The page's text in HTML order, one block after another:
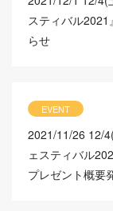
スティバル
らせ
EVENT
2021/11/26 12/
ェスティバル
プレゼント概要